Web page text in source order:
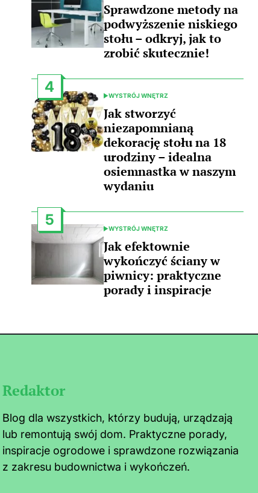
IN
Sprawdzone metody na
podwyższenie niskiego
stołu – odkryj, jak to
zrobić skutecznie!
4
POSTED
IN
WYSTRÓJ WNĘTRZ
Jak stworzyć
niezapomnianą
dekorację stołu na 18
urodziny – idealna
osiemnastka w naszym
wydaniu
5
POSTED
IN
WYSTRÓJ WNĘTRZ
Jak efektownie
wykończyć ściany w
piwnicy: praktyczne
porady i inspiracje
Redaktor
Blog dla wszystkich, którzy budują, urządzają
lub remontują swój dom. Praktyczne porady,
inspiracje ogrodowe i sprawdzone rozwiązania
z zakresu budownictwa i wykończeń.